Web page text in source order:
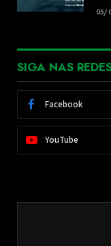
05/
SIGA NAS
Facebook
YouTube